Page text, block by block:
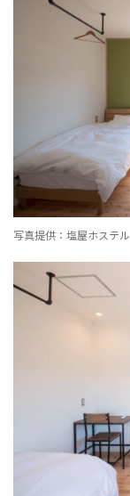
写真提供：塩屋ホステル